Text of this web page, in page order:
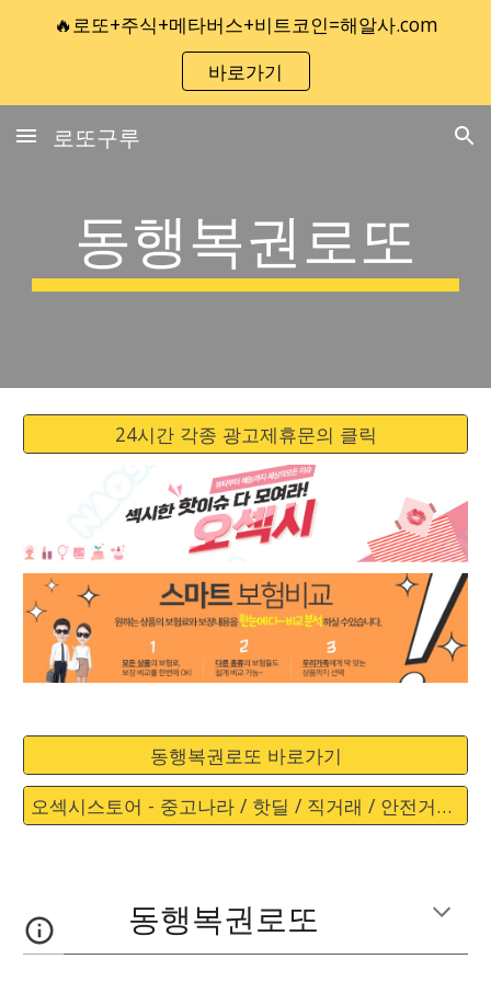
Skip to main content Skip to navigation
🔥로또+주식+메타버스+비트코인=해알사.com
바로가기
로또구루
동행복권로또
24시간 각종 광고제휴문의 클릭
동행복권로또 바로가기
오섹시스토어 - 중고나라 / 핫딜 / 직거래 / 안전거래 바로가기
동행복권로또